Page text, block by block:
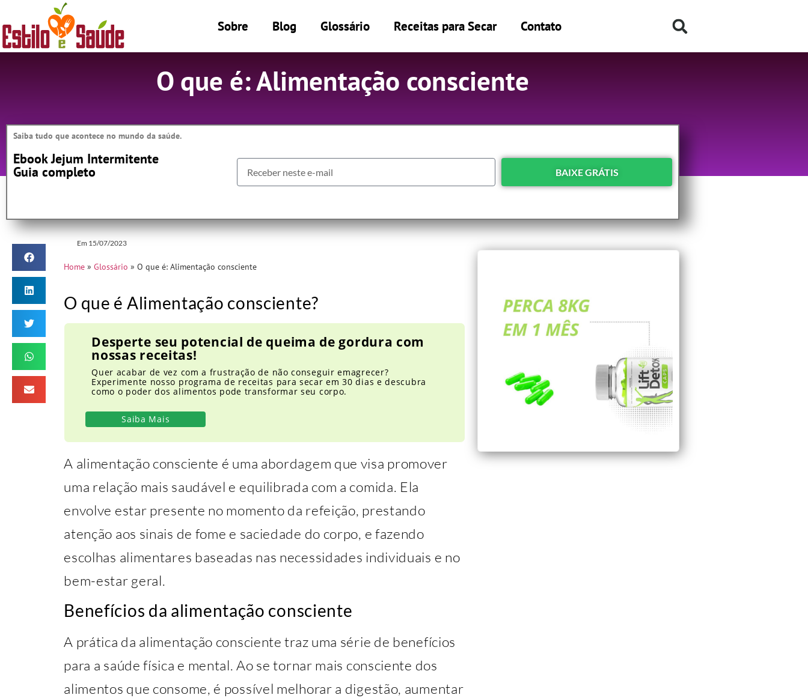
Sobre Blog Glossário Receitas para Secar Contato
O que é: Alimentação consciente
Saiba tudo que acontece no mundo da saúde.
Ebook Jejum Intermitente
Guia completo BAIXE GRÁTIS
Em 15/07/2023
Home »Glossário »O que é: Alimentação consciente
O que é Alimentação consciente?
Desperte seu potencial de queima de gordura com
nossas receitas!
Quer acabar de vez com a frustração de não conseguir emagrecer?
Experimente nosso programa de receitas para secar em 30 dias e descubra
como o poder dos alimentos pode transformar seu corpo.
Saiba Mais
A alimentação consciente é uma abordagem que visa promover
uma relação mais saudável e equilibrada com a comida. Ela
envolve estar presente no momento da refeição, prestando
atenção aos sinais de fome e saciedade do corpo, e fazendo
escolhas alimentares baseadas nas necessidades individuais e no
bem-estar geral.
Benefícios da alimentação consciente
A prática da alimentação consciente traz uma série de benefícios
para a saúde física e mental. Ao se tornar mais consciente dos
alimentos que consome, é possível melhorar a digestão, aumentar